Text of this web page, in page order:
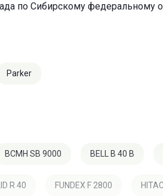
по Сибирскому федеральному
Parker
BCMH SB 9000 BELL B 40 B
R 40 FUNDEX F 2800